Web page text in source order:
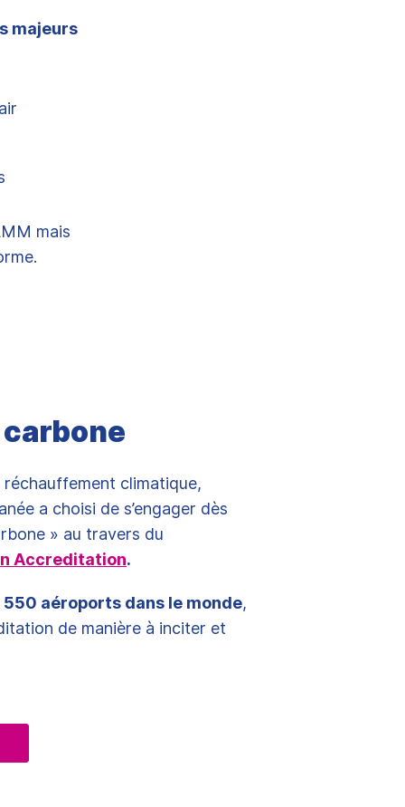
majeurs
mais
climatique,
a choisi de s’engager dès
» au travers du
Accreditation.
550 aéroports dans le monde,
de manière à inciter et